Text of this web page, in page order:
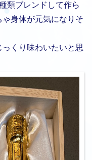
類ブレンドして作ら
身体が元気になりそ
くり味わいたいと思